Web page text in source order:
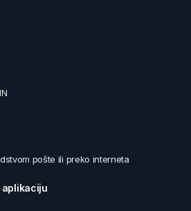
pošte ili preko interneta
aplikaciju